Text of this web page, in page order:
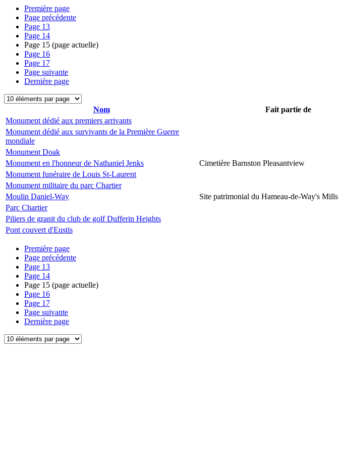
Première page
Page précédente
Page 13
Page 14
Page 15 (page actuelle)
Page 16
Page 17
Page suivante
Dernière page
Nom Fait partie de
Monument dédié aux premiers arrivants
Monument dédié aux survivants de la Première Guerre
mondiale
Monument Doak
Monument en l'honneur de Nathaniel Jenks
Cimetière Barnston Pleasantview
Monument funéraire de Louis St-Laurent
Monument militaire du parc Chartier
Moulin Daniel-Way
Site patrimonial du Hameau-de-Way's Mills
Parc Chartier
Piliers de granit du club de golf Dufferin Heights
Pont couvert d'Eustis
Première page
Page précédente
Page 13
Page 14
Page 15 (page actuelle)
Page 16
Page 17
Page suivante
Dernière page